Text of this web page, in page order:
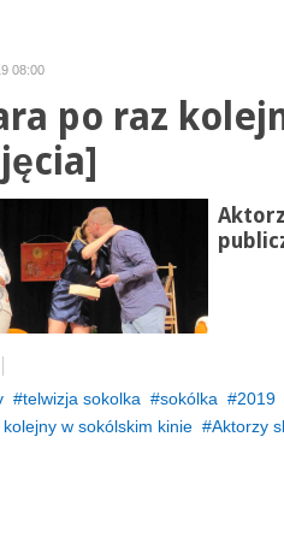
08:00
po raz
telwizja sokolka sokólka 2019
w sokólskim kinie
Aktorzy